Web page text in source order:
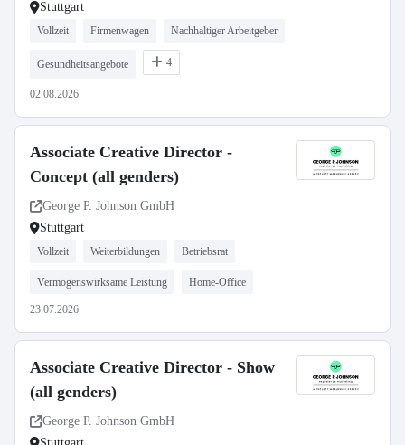
Stuttgart
Vollzeit Firmenwagen Nachhaltiger Arbeitgeber
Gesundheitsangebote 4
02.08.2026
Associate Creative Director -
Concept (all genders)
George P. Johnson GmbH
Stuttgart
Vollzeit Weiterbildungen Betriebsrat
Vermögenswirksame Leistung Home-Office
23.07.2026
Associate Creative Director - Show
(all genders)
George P. Johnson GmbH